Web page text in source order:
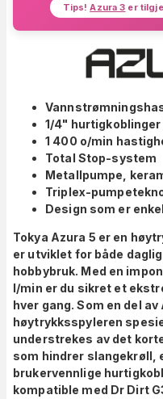
Tips!Azura 3 er
1/4"
1 400 o/min
Total Stop-system
Metallpumpe,
Triplex-
Design som er
Tokya Azura 5 er en
er utviklet for både
hobbybruk. Med en
l/min er du sikret et
hver gang. Som en del
høytrykksspyleren
understrekes av det
som hindrer slangekrøll,
brukervennlige
kompatible med Dr Dirt